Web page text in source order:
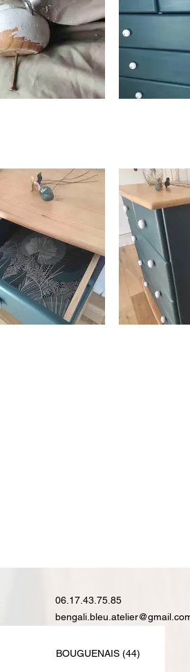
06.17.43.75.85
BOUGUENAIS (44)